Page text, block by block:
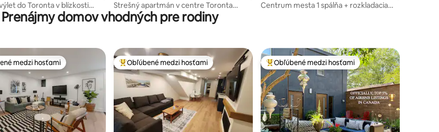
do Toronta v blízkosti
+ parkovanie
Strešný apartmán v centre Toronta
(výhľad na CN Tower)
Centrum mesta 1 spálňa + rozkladacia
Prenájmy domov vhodných pre rodiny
medzi hosťami
medzi hosťami Najobľúbenejšie medzi hosťami
Obľúbené medzi hosťami Najobľúbenejšie medzi hosťami
Obľúbené medzi hosťami